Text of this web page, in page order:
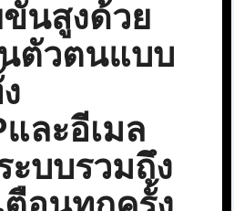
นสูงด้วย
ตัวตนแบบ
ละอีเมล
ะบบรวมถึง